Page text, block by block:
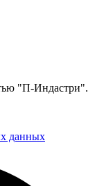
"П-Индастри".
данных